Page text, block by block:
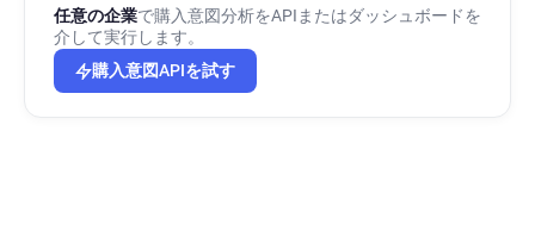
任意の企業で購入意図分析をAPIまたはダッシュボードを
介して実行します。
購入意図APIを試す